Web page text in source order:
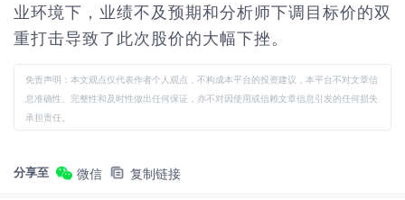
业环境下，业绩不及预期和分析师下调目标价的双
重打击导致了此次股价的大幅下挫。
免责声明：本文观点仅代表作者个人观点，不构成本平台的投资建议，本平台不对文章信
息准确性、完整性和及时性做出任何保证，亦不对因使用或信赖文章信息引发的任何损失
承担责任。
分享至 微信 复制链接